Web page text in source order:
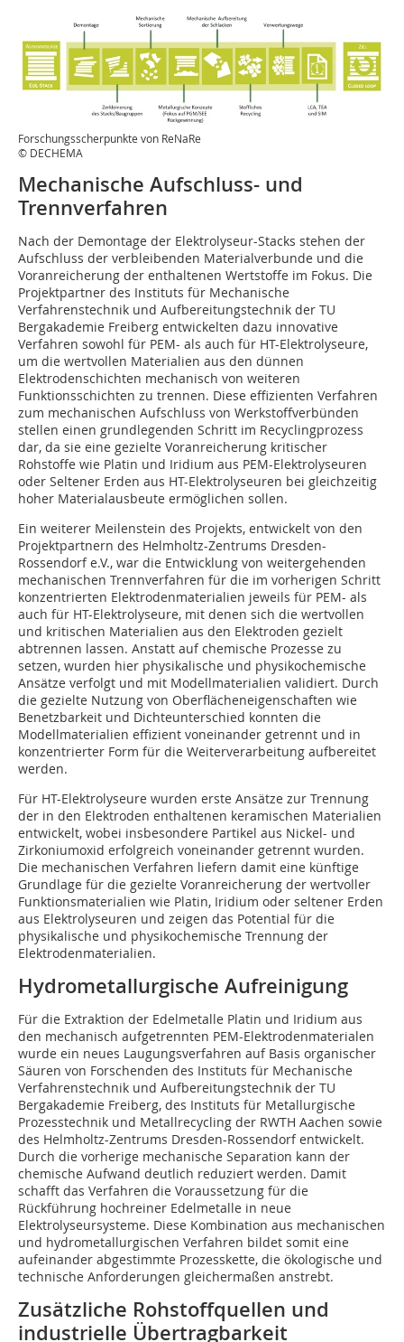
Forschungsscherpunkte von ReNaRe
© DECHEMA
Mechanische Aufschluss- und
Trennverfahren
Nach der Demontage der Elektrolyseur-Stacks stehen der
Aufschluss der verbleibenden Materialverbunde und die
Voranreicherung der enthaltenen Wertstoffe im Fokus. Die
Projektpartner des Instituts für Mechanische
Verfahrenstechnik und Aufbereitungstechnik der TU
Bergakademie Freiberg entwickelten dazu innovative
Verfahren sowohl für PEM- als auch für HT-Elektrolyseure,
um die wertvollen Materialien aus den dünnen
Elektrodenschichten mechanisch von weiteren
Funktionsschichten zu trennen. Diese effizienten Verfahren
zum mechanischen Aufschluss von Werkstoffverbünden
stellen einen grundlegenden Schritt im Recyclingprozess
dar, da sie eine gezielte Voranreicherung kritischer
Rohstoffe wie Platin und Iridium aus PEM-Elektrolyseuren
oder Seltener Erden aus HT-Elektrolyseuren bei gleichzeitig
hoher Materialausbeute ermöglichen sollen.
Ein weiterer Meilenstein des Projekts, entwickelt von den
Projektpartnern des Helmholtz-Zentrums Dresden-
Rossendorf e.V., war die Entwicklung von weitergehenden
mechanischen Trennverfahren für die im vorherigen Schritt
konzentrierten Elektrodenmaterialien jeweils für PEM- als
auch für HT-Elektrolyseure, mit denen sich die wertvollen
und kritischen Materialien aus den Elektroden gezielt
abtrennen lassen. Anstatt auf chemische Prozesse zu
setzen, wurden hier physikalische und physikochemische
Ansätze verfolgt und mit Modellmaterialien validiert. Durch
die gezielte Nutzung von Oberflächeneigenschaften wie
Benetzbarkeit und Dichteunterschied konnten die
Modellmaterialien effizient voneinander getrennt und in
konzentrierter Form für die Weiterverarbeitung aufbereitet
werden.
Für HT-Elektrolyseure wurden erste Ansätze zur Trennung
der in den Elektroden enthaltenen keramischen Materialien
entwickelt, wobei insbesondere Partikel aus Nickel- und
Zirkoniumoxid erfolgreich voneinander getrennt wurden.
Die mechanischen Verfahren liefern damit eine künftige
Grundlage für die gezielte Voranreicherung der wertvoller
Funktionsmaterialien wie Platin, Iridium oder seltener Erden
aus Elektrolyseuren und zeigen das Potential für die
physikalische und physikochemische Trennung der
Elektrodenmaterialien.
Hydrometallurgische Aufreinigung
Für die Extraktion der Edelmetalle Platin und Iridium aus
den mechanisch aufgetrennten PEM-Elektrodenmaterialen
wurde ein neues Laugungsverfahren auf Basis organischer
Säuren von Forschenden des Instituts für Mechanische
Verfahrenstechnik und Aufbereitungstechnik der TU
Bergakademie Freiberg, des Instituts für Metallurgische
Prozesstechnik und Metallrecycling der RWTH Aachen sowie
des Helmholtz-Zentrums Dresden-Rossendorf entwickelt.
Durch die vorherige mechanische Separation kann der
chemische Aufwand deutlich reduziert werden. Damit
schafft das Verfahren die Voraussetzung für die
Rückführung hochreiner Edelmetalle in neue
Elektrolyseursysteme. Diese Kombination aus mechanischen
und hydrometallurgischen Verfahren bildet somit eine
aufeinander abgestimmte Prozesskette, die ökologische und
technische Anforderungen gleichermaßen anstrebt.
Zusätzliche Rohstoffquellen und
industrielle Übertragbarkeit